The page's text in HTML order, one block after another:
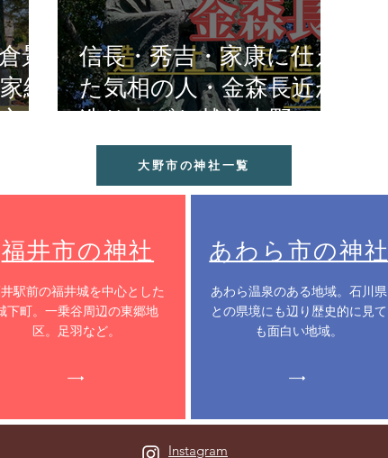
景
終
信長・秀吉・家康に仕え
た気相の人・金森長近が
造り上げた越前大野の城
下町
大野市の神社一覧
福井市の神社
駅前の福井城を中心とした
下町。一乗谷周辺の東郷地
区。足羽など。
あわら市の神社
​あわら温泉のある地域。石川県
との県境にも辺り歴史的に見て
も面白い地域。
Instagram